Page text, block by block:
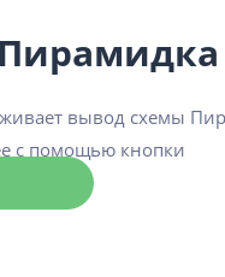
вывод схемы
с помощью кнопки